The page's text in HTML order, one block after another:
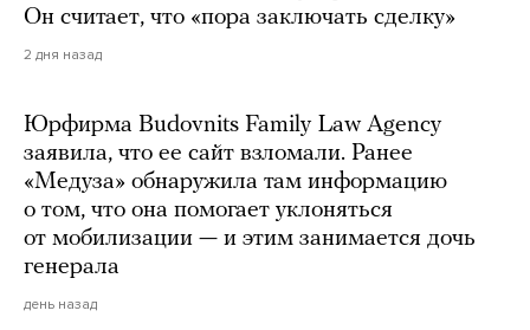
Он считает, что «пора заключать сделку»
2 дня назад
Юрфирма Budovnits Family Law Agency
заявила, что ее сайт взломали. Ранее
«Медуза» обнаружила там информацию
о том, что она помогает уклоняться
от мобилизации — и этим занимается дочь
генерала
день назад